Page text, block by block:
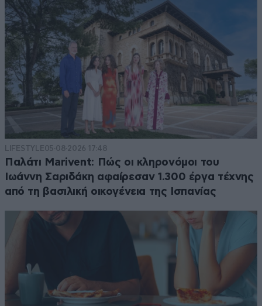
LIFESTYLE05·08·2026 17:48
Παλάτι Marivent: Πώς οι κληρονόμοι του
Ιωάννη Σαριδάκη αφαίρεσαν 1.300 έργα τέχνης
από τη βασιλική οικογένεια της Ισπανίας